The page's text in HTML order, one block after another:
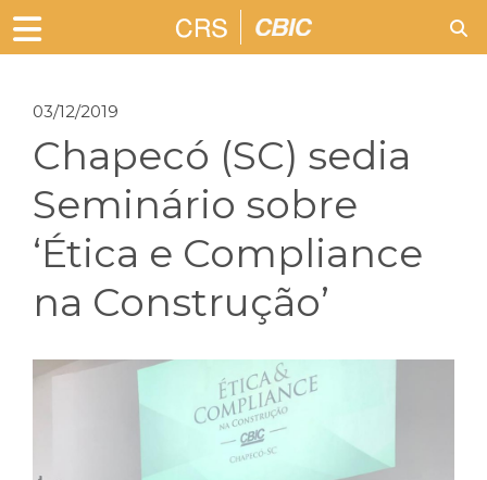
03/12/2019
Chapecó (SC) sedia
Seminário sobre
‘Ética e Compliance
na Construção’